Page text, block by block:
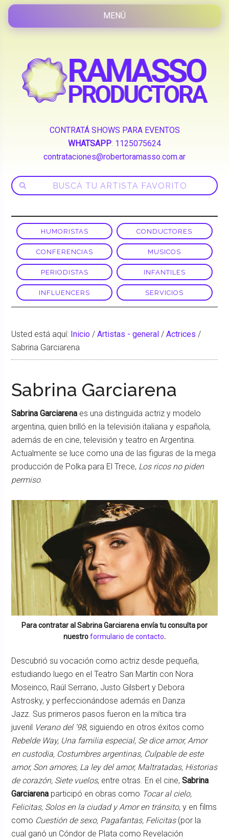
CONTRATÁ SHOWS PARA EVENTOS
WHATSAPP: 1125075624
contrataciones@robertoramasso.com.ar
HUMORISTAS CONDUCTORES
CONFERENCIAS MUSICOS
PERIODISTAS INFANTILES
INFLUENCERS SERVICIOS
Usted está aquí: Inicio / Artistas - general / Actrices /
Sabrina Garciarena
Sabrina Garciarena
Sabrina Garciarena es una distinguida actriz y modelo
argentina, quien brilló en la televisión italiana y española,
además de en cine, televisión y teatro en Argentina.
Actualmente se luce como una de las figuras de la mega
producción de Polka para El Trece, Los ricos no piden
permiso.
Para contratar al Sabrina Garciarenaenvía tu consulta por
nuestroformulario de contacto.
Descubrió su vocación como actriz desde pequeña,
estudiando luego en el Teatro San Martín con Nora
Moseinco, Raúl Serrano, Justo Gilsbert y Debora
Astrosky, y perfeccionándose además en Danza
Jazz. Sus primeros pasos fueron en la mítica tira
juvenil Verano del ’98, siguiendo en otros éxitos como
Rebelde Way, Una familia especial, Se dice amor, Amor
en custodia, Costumbres argentinas, Culpable de este
amor, Son amores, La ley del amor, Maltratadas, Historias
de corazón, Siete vuelos, entre otras. En el cine,Sabrina
Garciarena participó en obras como Tocar al cielo,
Felicitas, Solos en la ciudad y Amor en tránsito, y en films
como Cuestión de sexo, Pagafantas, Felicitas(por la
cual ganó un Cóndor de Plata como Revelación